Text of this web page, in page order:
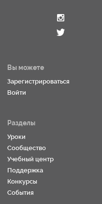
Вы можете
Зарегистрироваться
Войти
Разделы
Уроки
Сообщество
Учебный центр
Поддержка
Конкурсы
События